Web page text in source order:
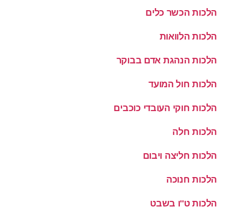
הלכות הכשר כלים
הלכות הלוואות
הלכות הנהגת אדם בבוקר
הלכות חול המועד
הלכות חוקי העובדי כוכבים
הלכות חלה
הלכות חליצה ויבום
הלכות חנוכה
הלכות ט''ו בשבט